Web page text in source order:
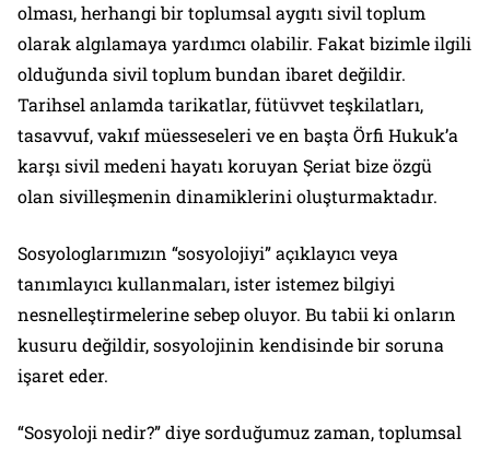
olması, herhangi bir toplumsal aygıtı sivil toplum
olarak algılamaya yardımcı olabilir. Fakat bizimle ilgili
olduğunda sivil toplum bundan ibaret değildir.
Tarihsel anlamda tarikatlar, fütüvvet teşkilatları,
tasavvuf, vakıf müesseseleri ve en başta Örfi Hukuk’a
karşı sivil medeni hayatı koruyan Şeriat bize özgü
olan sivilleşmenin dinamiklerini oluşturmaktadır.
Sosyologlarımızın “sosyolojiyi” açıklayıcı veya
tanımlayıcı kullanmaları, ister istemez bilgiyi
nesnelleştirmelerine sebep oluyor. Bu tabii ki onların
kusuru değildir, sosyolojinin kendisinde bir soruna
işaret eder.
“Sosyoloji nedir?” diye sorduğumuz zaman, toplumsal